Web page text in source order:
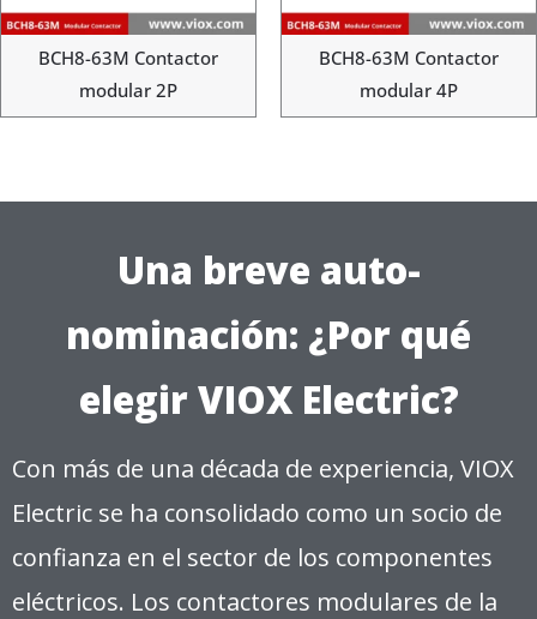
BCH8-63M Contactor
modular 2P
BCH8-63M Contactor
modular 4P
Una breve auto-
nominación: ¿Por qué
elegir VIOX Electric?
Con más de una década de experiencia, VIOX
Electric se ha consolidado como un socio de
confianza en el sector de los componentes
eléctricos. Los contactores modulares de la